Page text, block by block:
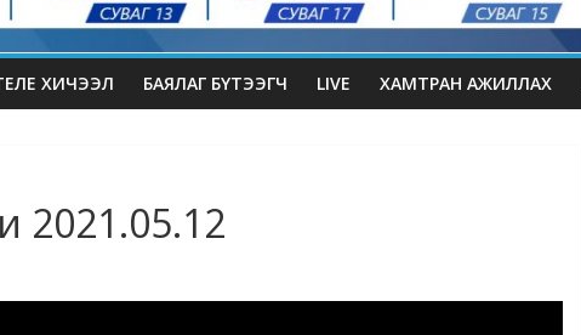
ХИЧЭЭЛ БАЯЛАГ БҮТЭЭГЧ LIVE ХАМТРАН АЖИЛЛАХ
2021.05.12